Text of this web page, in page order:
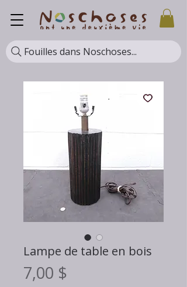
Fouilles dans Noschoses...
Lampe de table en bois
7,00 $